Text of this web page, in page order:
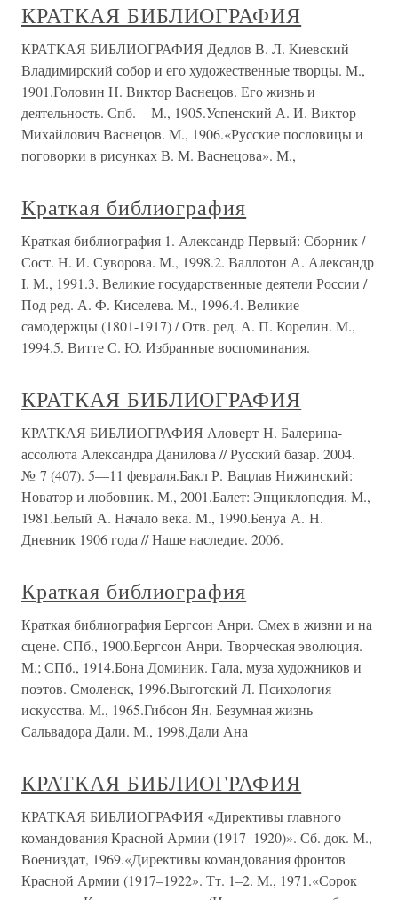
КРАТКАЯ БИБЛИОГРАФИЯ
КРАТКАЯ БИБЛИОГРАФИЯ Дедлов В. Л. Киевский
Владимирский собор и его художественные творцы. М.,
1901.Головин Н. Виктор Васнецов. Его жизнь и
деятельность. Спб. – М., 1905.Успенский А. И. Виктор
Михайлович Васнецов. М., 1906.«Русские пословицы и
поговорки в рисунках В. М. Васнецова». М.,
Краткая библиография
Краткая библиография 1. Александр Первый: Сборник /
Сост. Н. И. Суворова. М., 1998.2. Валлотон А. Александр
I. М., 1991.3. Великие государственные деятели России /
Под ред. А. Ф. Киселева. М., 1996.4. Великие
самодержцы (1801-1917) / Отв. ред. А. П. Корелин. М.,
1994.5. Витте С. Ю. Избранные воспоминания.
КРАТКАЯ БИБЛИОГРАФИЯ
КРАТКАЯ БИБЛИОГРАФИЯ Аловерт Н. Балерина-
ассолюта Александра Данилова // Русский базар. 2004.
№ 7 (407). 5—11 февраля.Бакл Р. Вацлав Нижинский:
Новатор и любовник. М., 2001.Балет: Энциклопедия. М.,
1981.Белый А. Начало века. М., 1990.Бенуа А. Н.
Дневник 1906 года // Наше наследие. 2006.
Краткая библиография
Краткая библиография Бергсон Анри. Смех в жизни и на
сцене. СПб., 1900.Бергсон Анри. Творческая эволюция.
М.; СПб., 1914.Бона Доминик. Гала, муза художников и
поэтов. Смоленск, 1996.Выготский Л. Психология
искусства. М., 1965.Гибсон Ян. Безумная жизнь
Сальвадора Дали. М., 1998.Дали Ана
КРАТКАЯ БИБЛИОГРАФИЯ
КРАТКАЯ БИБЛИОГРАФИЯ «Директивы главного
командования Красной Армии (1917–1920)». Сб. док. М.,
Воениздат, 1969.«Директивы командования фронтов
Красной Армии (1917–1922». Тт. 1–2. М., 1971.«Сорок